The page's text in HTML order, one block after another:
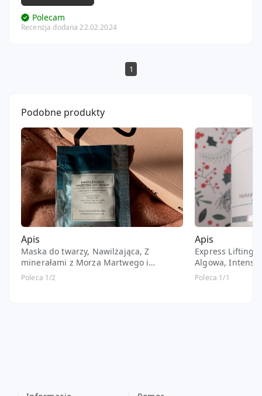
Polecam
Recenzja dodana 22.02.2024
1
Podobne produkty
Apis
Maska do twarzy, Nawilżająca, Z
minerałami z Morza Martwego i
kwasem hialuronowym, Dodaje skórze
Poleca 1/2
Apis
Express Lifting,
Algowa,
kompleksem
Poleca 1/1